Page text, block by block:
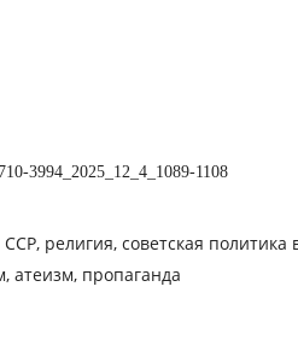
3994_2025_12_4_1089-1108
ССР, религия, советская политика
атеизм, пропаганда